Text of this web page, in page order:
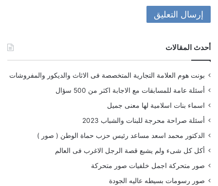
أحدث المقالات
بونت هوم العلامة التجارية المتخصصة فى الاثاث والديكور والمفروشات
أسئلة عامة للمسابقات مع الاجابة اكثر من 500 سؤال
اسماء بنات اسلامية لها معنى جميل
أسئلة صراحة محرجة للبنات والشباب 2023
الدكتور محمد اسعد مساعد رئيس حزب حماة الوطن ( صور )
أكل كل شىء ولم يشبع قصة الرجل الاغرب فى العالم
صور متحركة اجمل خلفيات صور متحركة
صور رسومات بسيطه عاليه الجودة